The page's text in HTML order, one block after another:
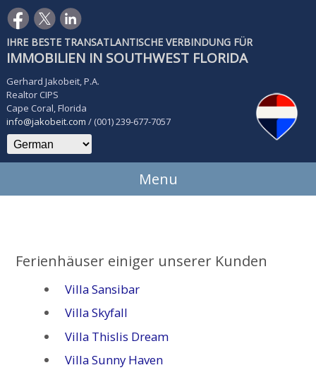
IHRE BESTE TRANSATLANTISCHE VERBINDUNG FÜR
IMMOBILIEN IN SOUTHWEST FLORIDA
Gerhard Jakobeit, P.A.
Realtor CIPS
Cape Coral, Florida
info@jakobeit.com / (001) 239-677-7057
Menu
Ferienhäuser einiger unserer Kunden
Villa Sansibar
Villa Skyfall
Villa Thislis Dream
Villa Sunny Haven